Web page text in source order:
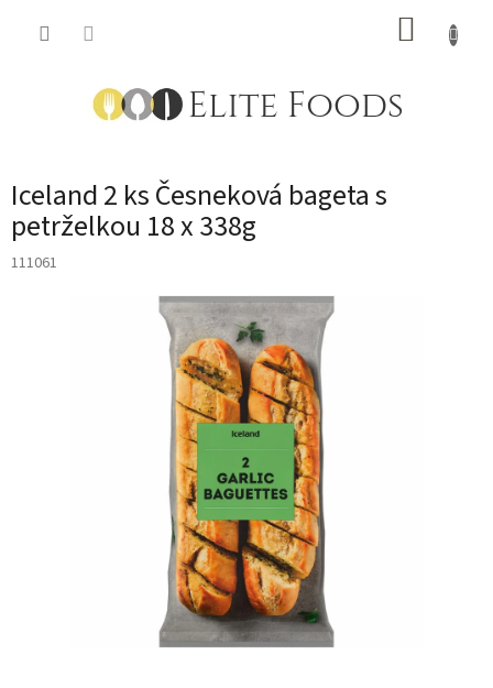
Iceland 2 ks Česneková bageta s
petrželkou 18 x 338g
111061